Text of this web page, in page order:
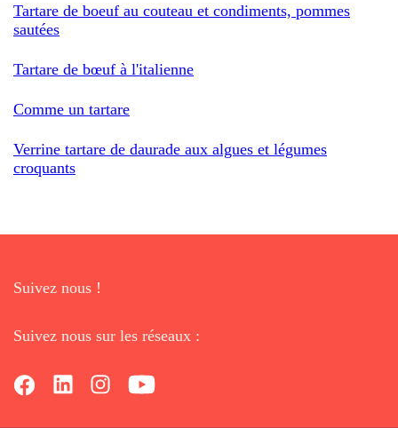
Tartare de boeuf au couteau et condiments, pommes
sautées
Tartare de bœuf à l'italienne
Comme un tartare
Verrine tartare de daurade aux algues et légumes
croquants
Suivez nous !
Suivez nous sur les réseaux :